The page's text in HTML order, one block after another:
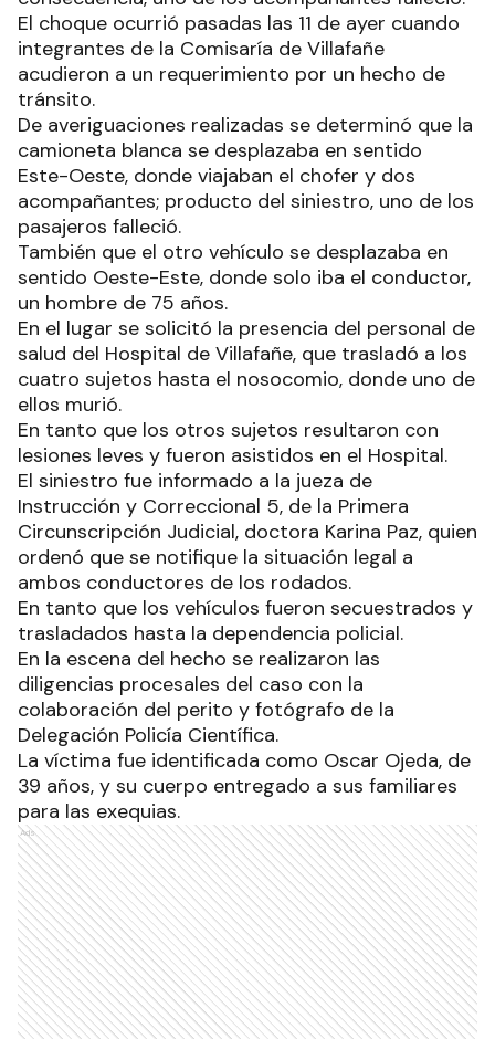
kilómetros de la localidad de Villafañe, como
consecuencia, uno de los acompañantes falleció.
El choque ocurrió pasadas las 11 de ayer cuando
integrantes de la Comisaría de Villafañe
acudieron a un requerimiento por un hecho de
tránsito.
De averiguaciones realizadas se determinó que la
camioneta blanca se desplazaba en sentido
Este-Oeste, donde viajaban el chofer y dos
acompañantes; producto del siniestro, uno de los
pasajeros falleció.
También que el otro vehículo se desplazaba en
sentido Oeste-Este, donde solo iba el conductor,
un hombre de 75 años.
En el lugar se solicitó la presencia del personal de
salud del Hospital de Villafañe, que trasladó a los
cuatro sujetos hasta el nosocomio, donde uno de
ellos murió.
En tanto que los otros sujetos resultaron con
lesiones leves y fueron asistidos en el Hospital.
El siniestro fue informado a la jueza de
Instrucción y Correccional 5, de la Primera
Circunscripción Judicial, doctora Karina Paz, quien
ordenó que se notifique la situación legal a
ambos conductores de los rodados.
En tanto que los vehículos fueron secuestrados y
trasladados hasta la dependencia policial.
En la escena del hecho se realizaron las
diligencias procesales del caso con la
colaboración del perito y fotógrafo de la
Delegación Policía Científica.
La víctima fue identificada como Oscar Ojeda, de
39 años, y su cuerpo entregado a sus familiares
para las exequias.
Ads